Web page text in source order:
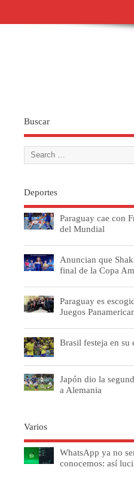
Buscar
Deportes
Paraguay cae con
del Mundial
Anuncian que
final de la Copa
Paraguay es
Juegos
Brasil festeja en su
Japón dio la
a Alemania
Varios
WhatsApp ya no
conocemos: así